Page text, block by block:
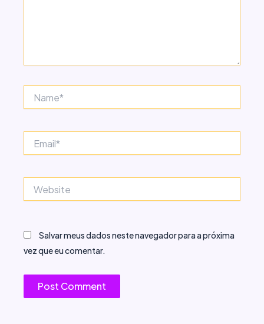
Salvar meus dados neste navegador para a próxima
vez que eu comentar.